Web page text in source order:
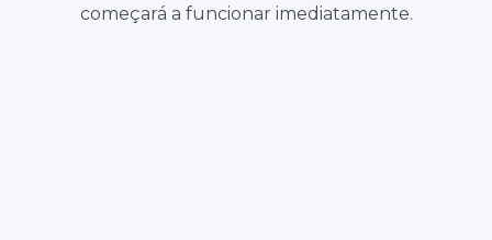
começará a funcionar imediatamente.